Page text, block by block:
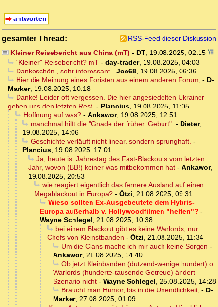
antworten
gesamter Thread:
RSS-Feed dieser Diskussion
Kleiner Reisebericht aus China (mT) - DT, 19.08.2025, 02:15
"Kleiner" Reisebericht? mT- day-trader, 19.08.2025, 04:03
Dankeschön , sehr interessant- Joe68, 19.08.2025, 06:36
Hier die Meinung eines Foristen aus einem anderen Forum, - D-
Marker, 19.08.2025, 10:18
Danke! Leider oft vergessen. Die hier angesiedelten Ukrainer
geben uns den letzten Rest. - Plancius, 19.08.2025, 11:05
Hoffnung auf was?- Ankawor, 19.08.2025, 12:51
manchmal hilft die "Gnade der frühen Geburt". - Dieter,
19.08.2025, 14:06
Geschichte verläuft nicht linear, sondern sprunghaft. -
Plancius, 19.08.2025, 17:01
Ja, heute ist Jahrestag des Fast-Blackouts vom letzten
Jahr, wovon (BB!) keiner was mitbekommen hat - Ankawor,
19.08.2025, 20:53
wie reagiert eigentlich das fernere Ausland auf einen
Megablackout in Europa? - Ötzi, 21.08.2025, 09:31
Wieso sollten Ex-Ausgebeutete dem Hybris-
Europa außerhalb v. Hollywoodfilmen "helfen"? -
Wayne Schlegel, 21.08.2025, 10:38
bei einem Blackout gibt es keine Warlords, nur
Chefs von Kleinstbanden - Ötzi, 21.08.2025, 11:34
Um die Clans mache ich mir auch keine Sorgen -
Ankawor, 21.08.2025, 14:40
Ob jetzt Kleinbanden (dutzend-wenige hundert) o.
Warlords (hunderte-tausende Getreue) ändert
Szenario nicht - Wayne Schlegel, 25.08.2025, 14:28
Braucht man Humor, bis in die Unendlichkeit, - D-
Marker, 27.08.2025, 01:09